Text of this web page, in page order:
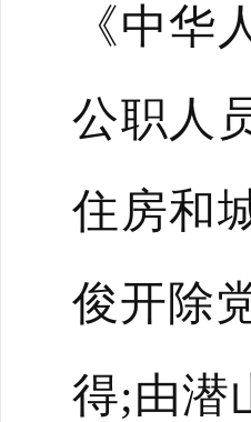
《中
公职人
住房和
俊开除
得;由潜